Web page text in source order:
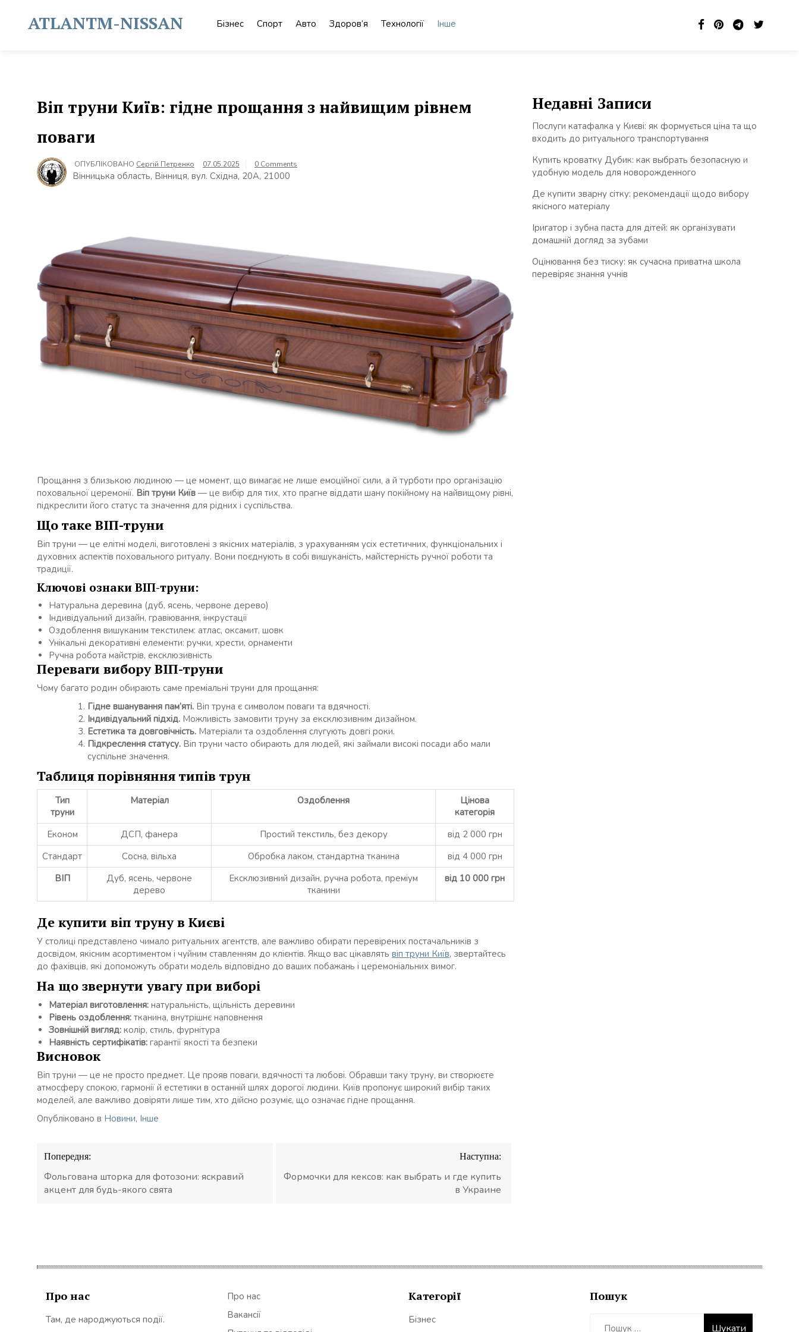
contentATLANTM-NISSAN Бізнес Спорт Авто Здоров’я Технології Інше
Віп труни Київ: гідне прощання з найвищим рівнем
поваги
ОПУБЛІКОВАНО Сергій Петренко 07.05.2025 0 Comments
Вінницька область, Вінниця, вул. Східна, 20А, 21000
Прощання з близькою людиною — це момент, що вимагає не лише емоційної сили, а й турботи про організацію
поховальної церемонії. Віп труни Київ — це вибір для тих, хто прагне віддати шану покійному на найвищому рівні,
підкреслити його статус та значення для рідних і суспільства.
Що таке ВІП-труни
Віп труни — це елітні моделі, виготовлені з якісних матеріалів, з урахуванням усіх естетичних, функціональних і
духовних аспектів поховального ритуалу. Вони поєднують в собі вишуканість, майстерність ручної роботи та
традиції.
Ключові ознаки ВІП-труни:
Натуральна деревина (дуб, ясень, червоне дерево)
Індивідуальний дизайн, гравіювання, інкрустації
Оздоблення вишуканим текстилем: атлас, оксамит, шовк
Унікальні декоративні елементи: ручки, хрести, орнаменти
Ручна робота майстрів, ексклюзивність
Переваги вибору ВІП-труни
Чому багато родин обирають саме преміальні труни для прощання:
Гідне вшанування пам’яті. Віп труна є символом поваги та вдячності.
Індивідуальний підхід. Можливість замовити труну за ексклюзивним дизайном.
Естетика та довговічність. Матеріали та оздоблення слугують довгі роки.
Підкреслення статусу. Віп труни часто обирають для людей, які займали високі посади або мали
суспільне значення.
Таблиця порівняння типів трун
Тип
труни
Матеріал Оздоблення
Цінова
категорія
Економ
ДСП, фанера Простий текстиль, без декору
від 2 000 грн
Стандарт
Сосна, вільха Обробка лаком, стандартна тканина
від 4 000 грн
ВІП
Дуб, ясень, червоне
дерево
Ексклюзивний дизайн, ручна робота, преміум
тканини
від 10 000 грн
Де купити віп труну в Києві
У столиці представлено чимало ритуальних агентств, але важливо обирати перевірених постачальників з
досвідом, якісним асортиментом і чуйним ставленням до клієнтів. Якщо вас цікавлять віп труни Київ, звертайтесь
до фахівців, які допоможуть обрати модель відповідно до ваших побажань і церемоніальних вимог.
На що звернути увагу при виборі
Матеріал виготовлення: натуральність, щільність деревини
Рівень оздоблення: тканина, внутрішнє наповнення
Зовнішній вигляд: колір, стиль, фурнітура
Наявність сертифікатів: гарантії якості та безпеки
Висновок
Віп труни — це не просто предмет. Це прояв поваги, вдячності та любові. Обравши таку труну, ви створюєте
атмосферу спокою, гармонії й естетики в останній шлях дорогої людини. Київ пропонує широкий вибір таких
моделей, але важливо довіряти лише тим, хто дійсно розуміє, що означає гідне прощання.
Опубліковано в Новини, Інше
Навігація
записів
Попередня:
Фольгована шторка для фотозони: яскравий
акцент для будь-якого свята
Наступна:
Формочки для кексов: как выбрать и где купить
в Украине
Недавні Записи
Послуги катафалка у Києві: як формується ціна та що
входить до ритуального транспортування
Купить кроватку Дубик: как выбрать безопасную и
удобную модель для новорожденного
Де купити зварну сітку: рекомендації щодо вибору
якісного матеріалу
Іригатор і зубна паста для дітей: як організувати
домашній догляд за зубами
Оцінювання без тиску: як сучасна приватна школа
перевіряє знання учнів
Про нас
Там, де народжуються події.
Про нас
Вакансії
Категорії
Бізнес
Пошук